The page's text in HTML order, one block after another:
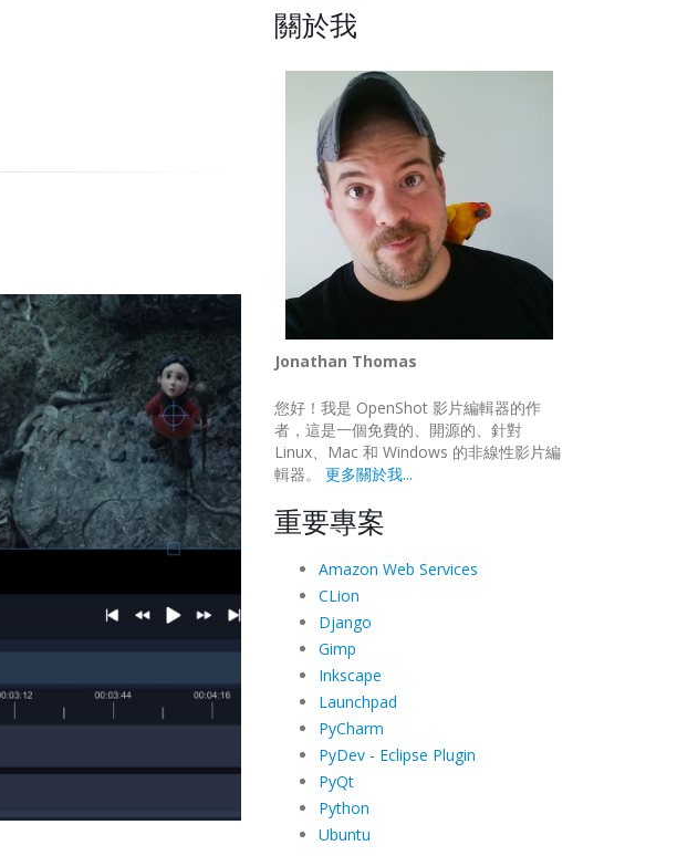
關於我
Jonathan Thomas
您好！我是 OpenShot 影片編輯器的作
者，這是一個免費的、開源的、針對
Linux、Mac 和 Windows 的非線性影片編
輯器。 更多關於我...
重要專案
Amazon Web Services
CLion
Django
Gimp
Inkscape
Launchpad
PyCharm
PyDev - Eclipse Plugin
PyQt
Python
Ubuntu